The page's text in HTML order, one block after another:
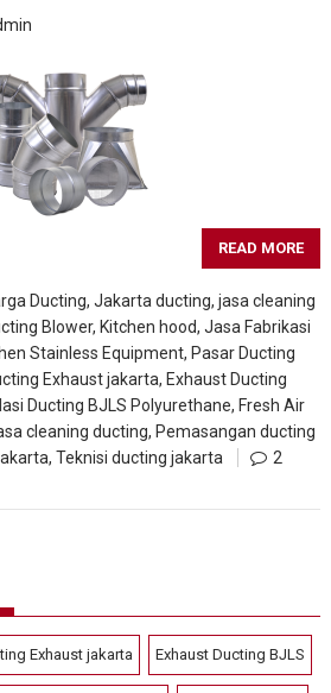
READ MORE
Ducting,Jakarta ducting,jasa cleaning
Blower, Kitchen hood,Jasa Fabrikasi
Stainless Equipment,Pasar Ducting
Exhaust jakarta,Exhaust Ducting
Ducting BJLS Polyurethane,Fresh Air
cleaning ducting,Pemasangan ducting
,Teknisi ducting jakarta
2
Exhaust jakarta Exhaust Ducting BJLS